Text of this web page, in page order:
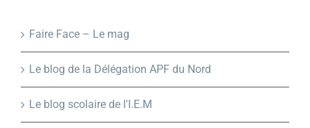
Faire Face – Le mag
Le blog de la Délégation APF du Nord
Le blog scolaire de l'I.E.M